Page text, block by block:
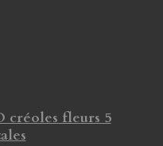
créoles fleurs 5